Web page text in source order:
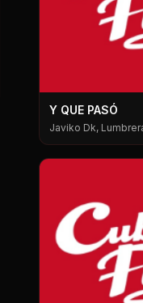
Y QUE PASÓ
Javiko Dk,